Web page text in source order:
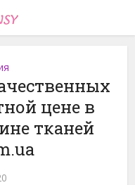
цене в
тканей